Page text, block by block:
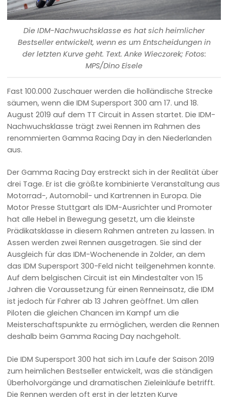
Die IDM-Nachwuchsklasse es hat sich heimlicher
Bestseller entwickelt, wenn es um Entscheidungen in
der letzten Kurve geht. Text. Anke Wieczorek; Fotos:
MPS/Dino Eisele
Fast 100.000 Zuschauer werden die holländische Strecke
säumen, wenn die IDM Supersport 300 am 17. und 18.
August 2019 auf dem TT Circuit in Assen startet. Die IDM-
Nachwuchsklasse trägt zwei Rennen im Rahmen des
renommierten Gamma Racing Day in den Niederlanden
aus.
Der Gamma Racing Day erstreckt sich in der Realität über
drei Tage. Er ist die größte kombinierte Veranstaltung aus
Motorrad-, Automobil- und Kartrennen in Europa. Die
Motor Presse Stuttgart als IDM-Ausrichter und Promoter
hat alle Hebel in Bewegung gesetzt, um die kleinste
Prädikatsklasse in diesem Rahmen antreten zu lassen. In
Assen werden zwei Rennen ausgetragen. Sie sind der
Ausgleich für das IDM-Wochenende in Zolder, an dem
das IDM Supersport 300-Feld nicht teilgenehmen konnte.
Auf dem belgischen Circuit ist ein Mindestalter von 15
Jahren die Voraussetzung für einen Renneinsatz, die IDM
ist jedoch für Fahrer ab 13 Jahren geöffnet. Um allen
Piloten die gleichen Chancen im Kampf um die
Meisterschaftspunkte zu ermöglichen, werden die Rennen
deshalb beim Gamma Racing Day nachgeholt.
Die IDM Supersport 300 hat sich im Laufe der Saison 2019
zum heimlichen Bestseller entwickelt, was die ständigen
Überholvorgänge und dramatischen Zieleinläufe betrifft.
Die Rennen werden oft erst in der letzten Kurve